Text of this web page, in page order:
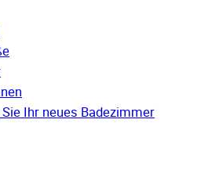
Ihr neues Badezimmer